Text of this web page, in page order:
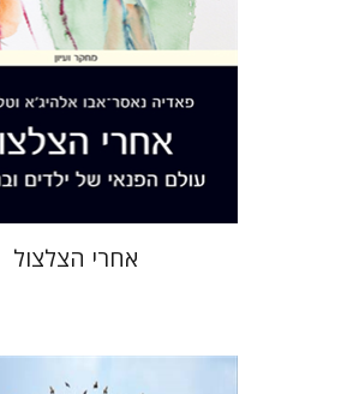
הנחת אתר ספר מודפס
$35
$32
אחרי הצלצול